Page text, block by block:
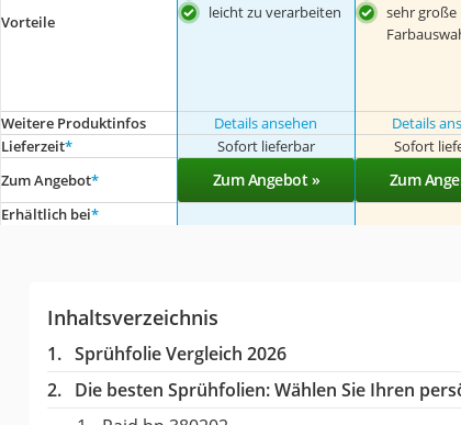
Vorteile
leicht zu verarbeiten
sehr große
Weitere Produktinfos Details ansehen Details
Lieferzeit* Sofort lieferbar Sofort
Zum Angebot* Zum Angebot » Zum
Erhältlich bei*
Inhaltsverzeichnis
Sprühfolie Vergleich 2026
Die besten Sprühfolien:Wählen Sie Ihren